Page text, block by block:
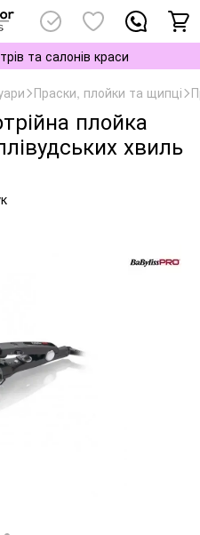
та салонів краси
Праски, плойки та щипці
плойка
хвиль